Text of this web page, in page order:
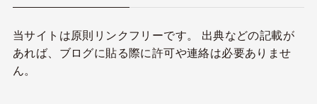
当サイトは原則リンクフリーです。 出典などの記載が
あれば、ブログに貼る際に許可や連絡は必要ありませ
ん。